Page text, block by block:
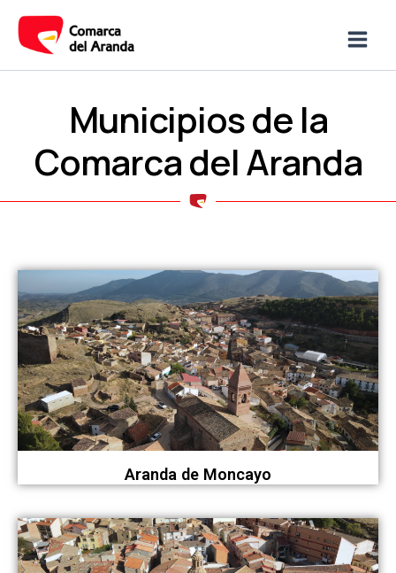
contenido
Municipios de la
Comarca del Aranda
Aranda de Moncayo